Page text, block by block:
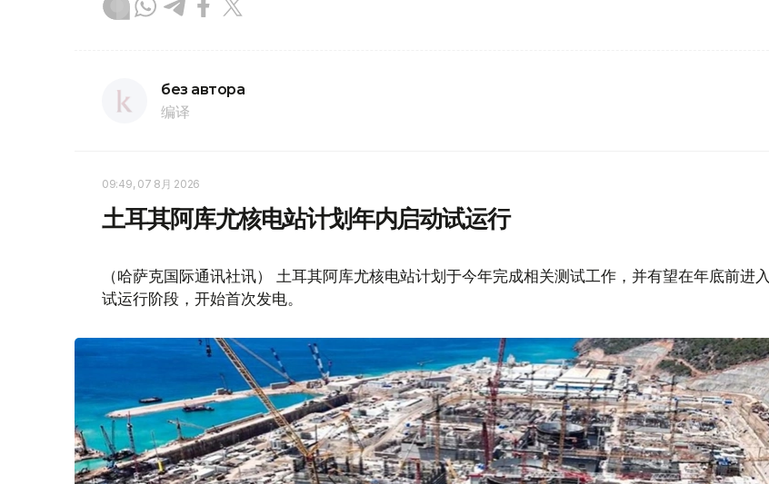
без автора
编译
09:49, 07 8月 2026
土耳其阿库尤核电站计划年内启动试运行
（哈萨克国际通讯社讯） 土耳其阿库尤核电站计划于今年完成相关测试工作，并有望在年底前进入
试运行阶段，开始首次发电。